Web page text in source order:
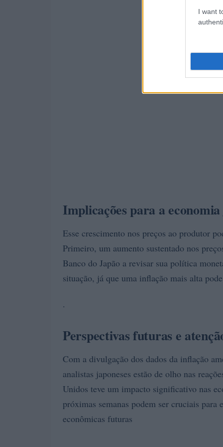
I want
Implicações para a
Esse crescimento nos preços ao produtor
Primeiro, um aumento sustentado nos
Banco do Japão a revisar sua política
situação, já que uma inflação mais alta
.
Perspectivas futuras e
Com a divulgação dos dados da inflação
analistas japoneses estão de olho nas
Unidos teve um impacto significativo nas
próximas semanas podem ser cruciais para
econômicas futuras